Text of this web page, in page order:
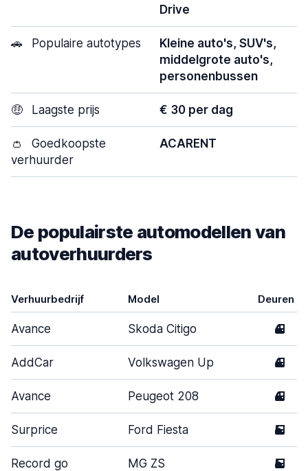
Drive
🚗 Populaire autotypes
Kleine auto's, SUV's,
middelgrote auto's,
personenbussen
🤑 Laagste prijs € 30 per dag
👛
Goedkoopste
verhuurder
ACARENT
De populairste automodellen van
autoverhuurders
Verhuurbedrijf Model Deuren
Avance Skoda Citigo 4
AddCar Volkswagen Up 4
Avance Peugeot 208 4
Surprice Ford Fiesta 5
Record go MG ZS 5